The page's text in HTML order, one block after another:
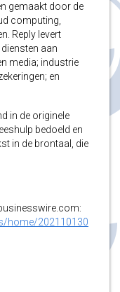
gemaakt door de
computing,
Reply levert
aan
media; industrie
en
in de originele
bedoeld en
in de brontaal, die
home/202110130